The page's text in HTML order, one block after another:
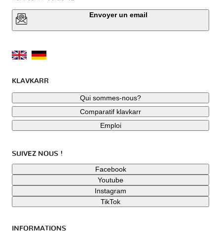
Envoyer un email
KLAVKARR
Qui sommes-nous?
Comparatif klavkarr
Emploi
SUIVEZ NOUS !
Facebook
Youtube
Instagram
TikTok
INFORMATIONS